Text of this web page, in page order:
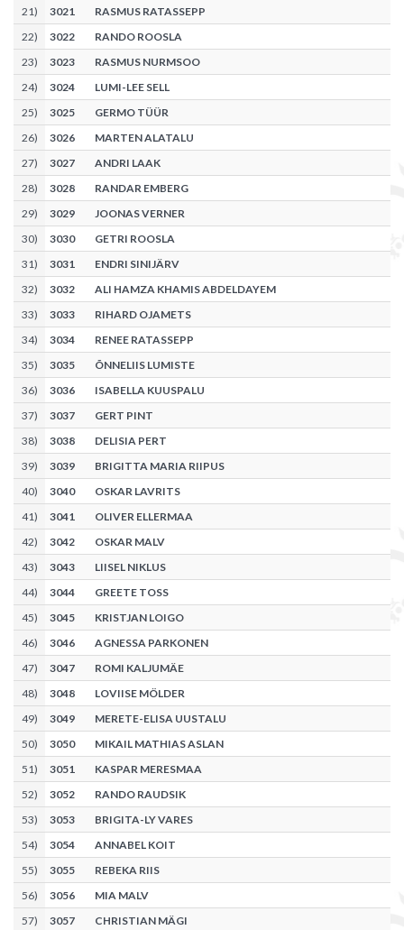
21) 3021
RASMUS RATASSEPP
22) 3022
RANDO ROOSLA
23) 3023
RASMUS NURMSOO
24) 3024
LUMI-LEE SELL
25) 3025
GERMO TÜÜR
26) 3026
MARTEN ALATALU
27) 3027
ANDRI LAAK
28) 3028
RANDAR EMBERG
29) 3029
JOONAS VERNER
30) 3030
GETRI ROOSLA
31) 3031
ENDRI SINIJÄRV
32) 3032
ALI HAMZA KHAMIS ABDELDAYEM
33) 3033
RIHARD OJAMETS
34) 3034
RENEE RATASSEPP
35) 3035
ÕNNELIIS LUMISTE
36) 3036
ISABELLA KUUSPALU
37) 3037
GERT PINT
38) 3038
DELISIA PERT
39) 3039
BRIGITTA MARIA RIIPUS
40) 3040
OSKAR LAVRITS
41) 3041
OLIVER ELLERMAA
42) 3042
OSKAR MALV
43) 3043
LIISEL NIKLUS
44) 3044
GREETE TOSS
45) 3045
KRISTJAN LOIGO
46) 3046
AGNESSA PARKONEN
47) 3047
ROMI KALJUMÄE
48) 3048
LOVIISE MÖLDER
49) 3049
MERETE-ELISA UUSTALU
50) 3050
MIKAIL MATHIAS ASLAN
51) 3051
KASPAR MERESMAA
52) 3052
RANDO RAUDSIK
53) 3053
BRIGITA-LY VARES
54) 3054
ANNABEL KOIT
55) 3055
REBEKA RIIS
56) 3056
MIA MALV
57) 3057
CHRISTIAN MÄGI